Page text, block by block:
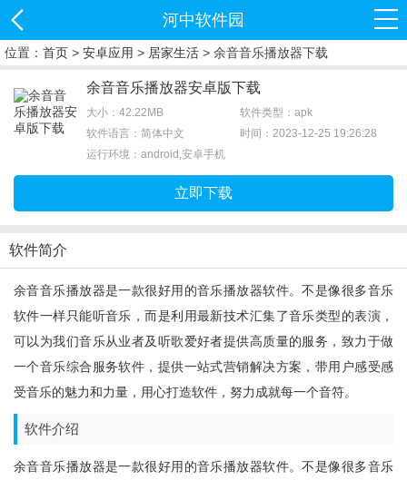
河中软件园
位置： 首页 > 安卓应用 > 居家生活 > 余音音乐播放器下载
余音音乐播放器安卓版下载
大小：42.22MB
软件类型：apk
软件语言：简体中文
时间：2023-12-25 19:26:28
运行环境：android,安卓手机
立即下载
软件简介
余音音乐播放器是一款很好用的音乐播放器软件。不是像很多音乐
软件一样只能听音乐，而是利用最新技术汇集了音乐类型的表演，
可以为我们音乐从业者及听歌爱好者提供高质量的服务，致力于做
一个音乐综合服务软件，提供一站式营销解决方案，带用户感受感
受音乐的魅力和力量，用心打造软件，努力成就每一个音符。
软件介绍
余音音乐播放器是一款很好用的音乐播放器软件。不是像很多音乐